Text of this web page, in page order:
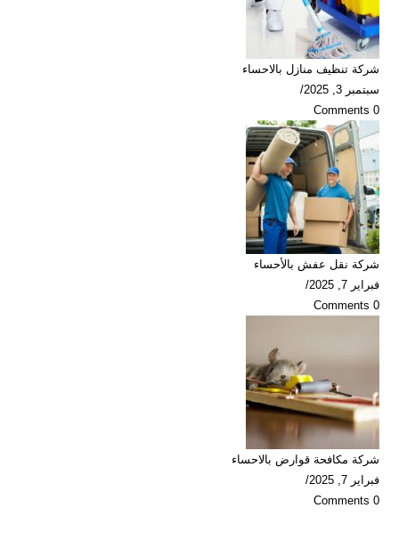
شركة تنظيف منازل بالاحساء
سبتمبر 3, 2025
/
0 Comments
شركة نقل عفش بالأحساء
فبراير 7, 2025
/
0 Comments
شركة مكافحة قوارض بالاحساء
فبراير 7, 2025
/
0 Comments